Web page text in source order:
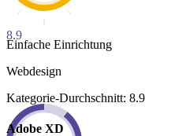
8.9
Einfache Einrichtung
Webdesign
Kategorie-Durchschnitt: 8.9
Adobe XD